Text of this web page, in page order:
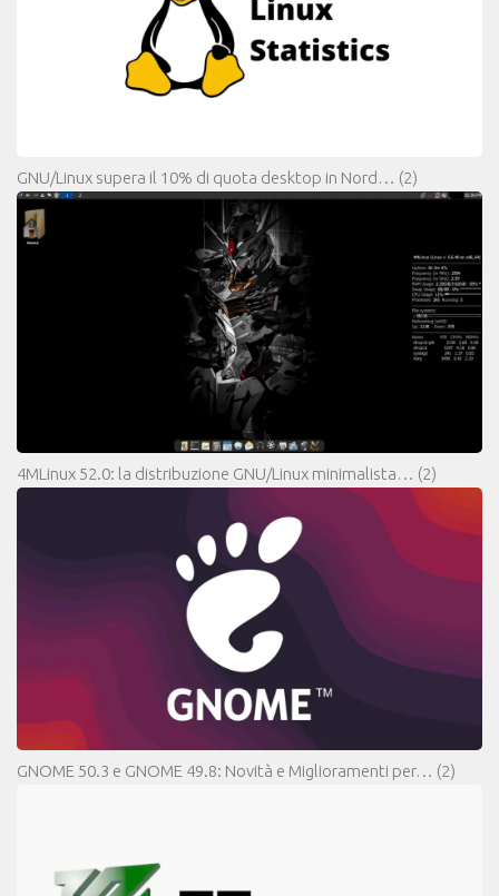
GNU/Linux supera il 10% di quota desktop in Nord… (2)
4MLinux 52.0: la distribuzione GNU/Linux minimalista… (2)
GNOME 50.3 e GNOME 49.8: Novità e Miglioramenti per… (2)